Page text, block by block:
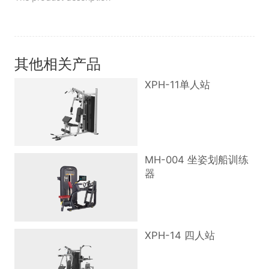
其他相关产品
XPH-11单人站
MH-004 坐姿划船训练
器
XPH-14 四人站